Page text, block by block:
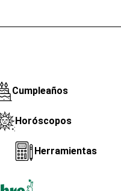
Cumpleaños
Horóscopos
Herramientas